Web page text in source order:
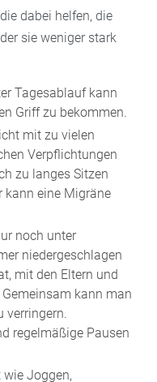
dabei helfen, die
sie weniger stark
Tagesablauf kann
Griff zu bekommen.
mit zu vielen
Verpflichtungen
zu langes Sitzen
kann eine Migräne
noch unter
niedergeschlagen
mit den Eltern und
kann man
verringern.
regelmäßige Pausen
wie Joggen,